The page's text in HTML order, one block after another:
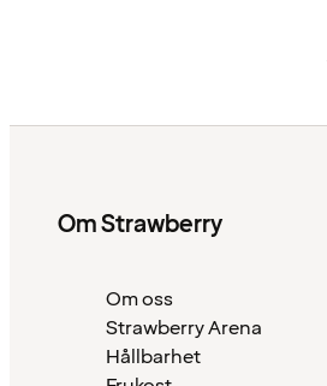
Om Strawberry
Om oss
Strawberry Arena
Hållbarhet